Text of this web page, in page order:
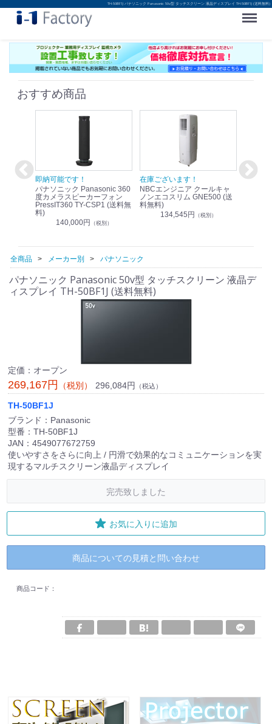
TH-50BF1J パナソニック Panasonic 50v型 タッチスクリーン 液晶ディスプレイ TH-50BF1J (送料無料)
Menu
おすすめ商品
即納可能です！
パナソニック Panasonic 360
度カメラスピーカーフォン
PressIT360 TY-CSP1 (送料無
料)
140,000円 （税別）
在庫ございます！
NBCエンジニア クールキャ
ノンエコスリム GNE500 (送
料無料)
134,545円 （税別）
即納可
全商品 メーカー別 パナソニック
パナソニック Panasonic 50v型 タッチスクリーン 液晶デ
ィスプレイ TH-50BF1J (送料無料)
定価：オープン
269,167円 （税別） 296,084円 （税込）
TH-50BF1J
ブランド：Panasonic
型番：TH-50BF1J
JAN：4549077672759
使いやすさをさらに向上 / 円滑で効果的なコミュニケーションを実
現するマルチスクリーン液晶ディスプレイ
完売致しました
お気に入りに追加
商品についての見積と問い合わせ
商品コード：